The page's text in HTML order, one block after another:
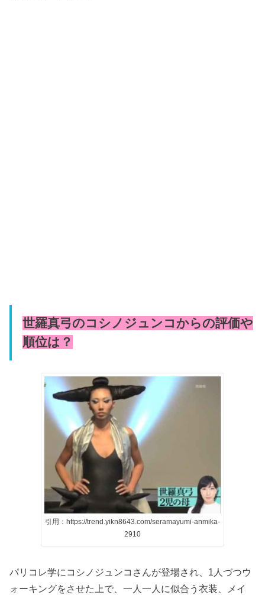
世羅真弓のコシノジュンコからの評価や
順位は？
引用：https://trend.yikn8643.com/seramayumi-anmika-
2910
パリコレ学にコシノジュンコさんが登場され、 1 人づつウ
ォーキングをさせた上で、一人一人に似合う衣装、メイ